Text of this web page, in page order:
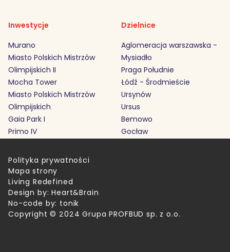
Inwestycje
Murano
Miasto Polskich Mistrzów
Olimpijskich II
Mocha Tower
Miasto Polskich Mistrzów
Olimpijskich
Gaia Park I
Primo IV
Dzielnice
Aglomeracja warszawska -
Mysiadło
Praga Południe
Łódź - Środmieście
Ursynów
Ursus
Bemowo
Gocław
Copyright © 2024 Grupa PROFBUD sp. z o.o.
Polityka prywatności
Mapa strony
Living Redefined
Design by: Heart&Brain
No-code by: tonik